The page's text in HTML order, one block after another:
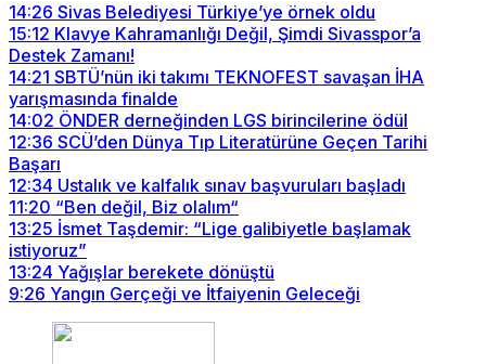
14:26 Sivas Belediyesi Türkiye’ye örnek oldu
15:12 Klavye Kahramanlığı Değil, Şimdi Sivasspor’a
Destek Zamanı!
14:21 SBTÜ’nün iki takımı TEKNOFEST savaşan İHA
yarışmasında finalde
14:02 ÖNDER derneğinden LGS birincilerine ödül
12:36 SCÜ’den Dünya Tıp Literatürüne Geçen Tarihi
Başarı
12:34 Ustalık ve kalfalık sınav başvuruları başladı
11:20 “Ben değil, Biz olalım“
13:25 İsmet Taşdemir: “Lige galibiyetle başlamak
istiyoruz”
13:24 Yağışlar berekete dönüştü
9:26 Yangın Gerçeği ve İtfaiyenin Geleceği